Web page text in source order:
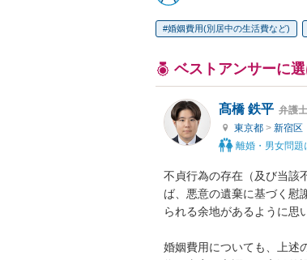
婚姻費用(別居中の生活費など)
ベストアンサーに
髙橋 鉄平 弁護士
東京都 > 新宿区
離婚・男女問題
不貞行為の存在（及び当該
ば、悪意の遺棄に基づく慰
られる余地があるように思
婚姻費用についても、上述